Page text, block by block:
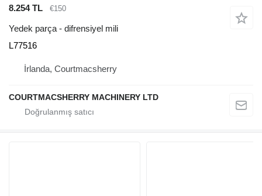
8.254 TL €150
Yedek parça - difrensiyel mili
L77516
İrlanda, Courtmacsherry
COURTMACSHERRY MACHINERY LTD